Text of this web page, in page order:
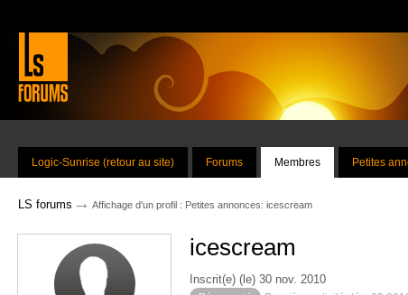
Logic-Sunrise (retour au site) Forums Membres Petites
LS forums → Affichage d'un profil : Petites annonces: icescream
icescream
Inscrit(e) (le) 30 nov. 2010